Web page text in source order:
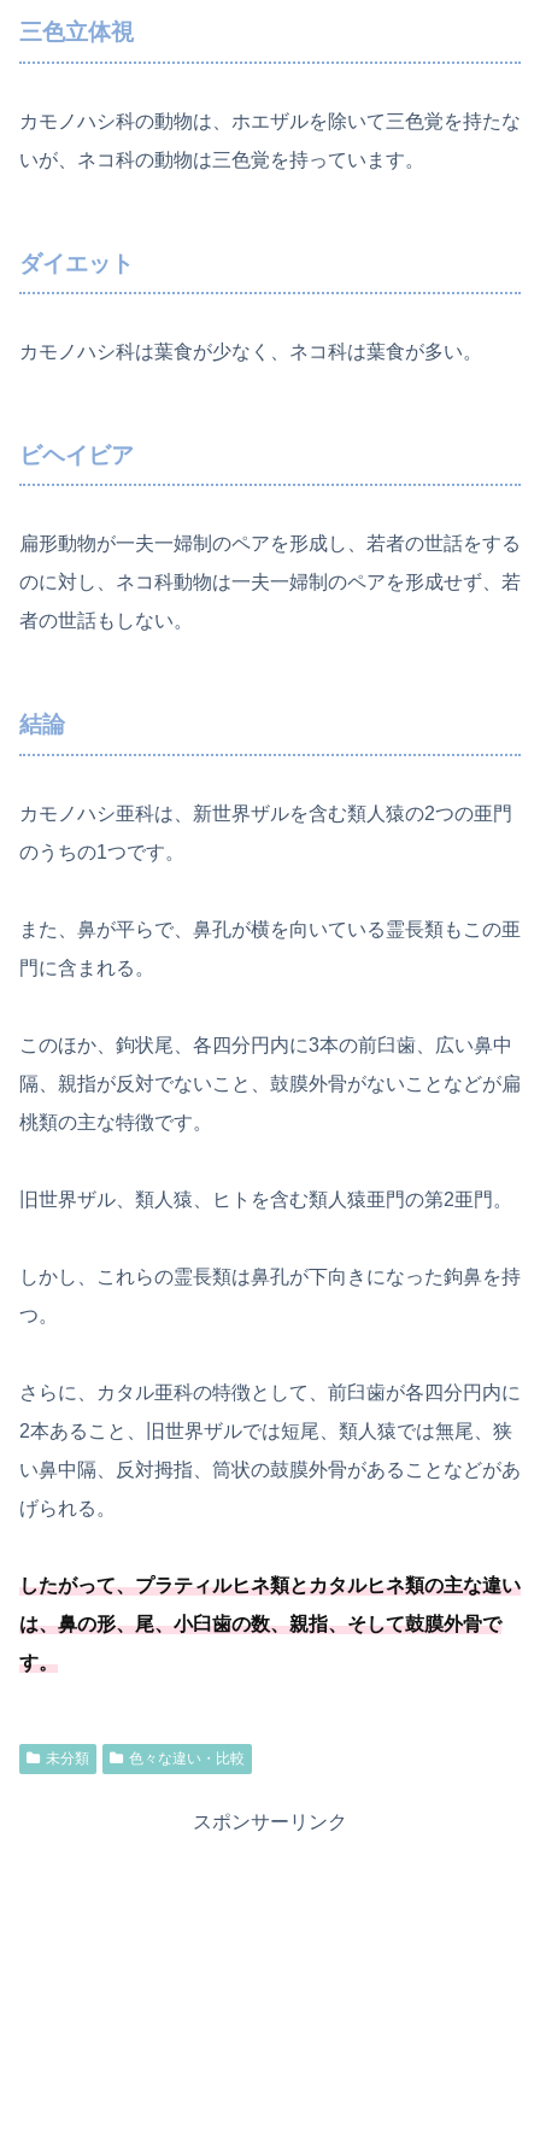
三色立体視
カモノハシ科の動物は、ホエザルを除いて三色覚を持たな
いが、ネコ科の動物は三色覚を持っています。
ダイエット
カモノハシ科は葉食が少なく、ネコ科は葉食が多い。
ビヘイビア
扁形動物が一夫一婦制のペアを形成し、若者の世話をする
のに対し、ネコ科動物は一夫一婦制のペアを形成せず、若
者の世話もしない。
結論
カモノハシ亜科は、新世界ザルを含む類人猿の2つの亜門
のうちの1つです。
また、鼻が平らで、鼻孔が横を向いている霊長類もこの亜
門に含まれる。
このほか、鉤状尾、各四分円内に3本の前臼歯、広い鼻中
隔、親指が反対でないこと、鼓膜外骨がないことなどが扁
桃類の主な特徴です。
旧世界ザル、類人猿、ヒトを含む類人猿亜門の第2亜門。
しかし、これらの霊長類は鼻孔が下向きになった鉤鼻を持
つ。
さらに、カタル亜科の特徴として、前臼歯が各四分円内に
2本あること、旧世界ザルでは短尾、類人猿では無尾、狭
い鼻中隔、反対拇指、筒状の鼓膜外骨があることなどがあ
げられる。
したがって、プラティルヒネ類とカタルヒネ類の主な違い
は、鼻の形、尾、小臼歯の数、親指、そして鼓膜外骨で
す。
未分類 色々な違い・比較
スポンサーリンク